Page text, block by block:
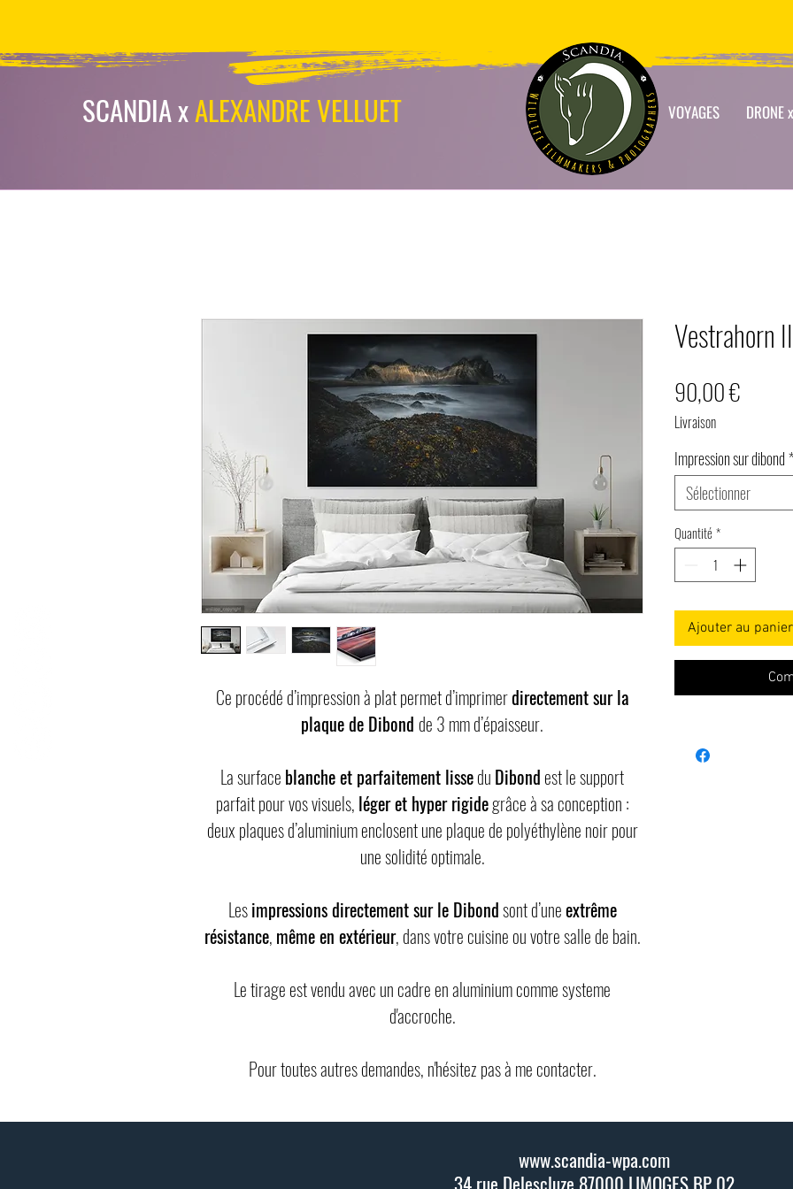
SCANDIA xALEXANDRE VELLUET VOYAGES DRONE
Ce procédé d’impression à plat permet d’imprimerdirectement sur la
plaque de Dibond de 3 mm d’épaisseur.
La surface blanche et parfaitement lissedu Dibond est le support
parfait pour vos visuels, léger et hyper rigidegrâce à sa conception :
deux plaques d’aluminium enclosent une plaque de polyéthylène noir pour
une solidité optimale.
Lesimpressions directement sur le Dibondsont d’uneextrême
résistance, même en extérieur, dans votre cuisine ou votre salle de bain.
Le tirage est vendu avec un cadre en aluminium comme systeme
d'accroche.
Pour toutes autres demandes, n'hésitez pas à me contacter.
Vestrahorn
90,00 €
Livraison
Impression sur dibond*
Sélectionner
Quantité *
Ajouter au panier
www.scandia-wpa.com
34 rue Delescluze 87000 LIMOGES BP 02